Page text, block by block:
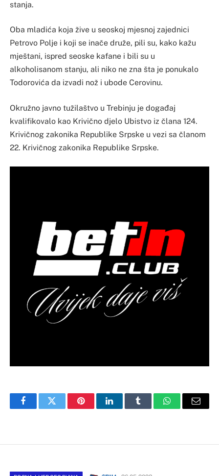
stanja.
Oba mladića koja žive u seoskoj mjesnoj zajednici
Petrovo Polje i koji se inače druže, pili su, kako kažu
mještani, ispred seoske kafane i bili su u
alkoholisanom stanju, ali niko ne zna šta je ponukalo
Todorovića da izvadi nož i ubode Cerovinu.
Okružno javno tužilaštvo u Trebinju je događaj
kvalifikovalo kao Krivično djelo Ubistvo iz člana 124.
Krivičnog zakonika Republike Srpske u vezi sa članom
22. Krivičnog zakonika Republike Srpske.
FacebookTwitter PinterestLinkedInTumblr WhatsAppEmail